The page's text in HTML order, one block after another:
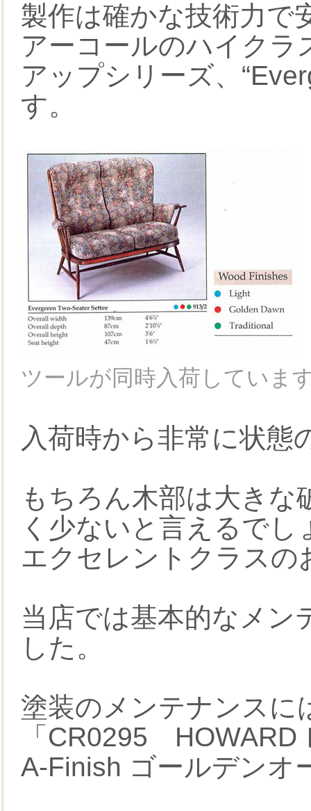
製作は確かな技術力で
アーコールのハイク
アップシリーズ、
す。
ツールが同時入荷していま
入荷時から非常に状態
もちろん木部は大きな
く少ないと言えるでし
エクセレントクラスの
当店では基本的なメン
した。
塗装のメンテナンスに
「CR0295 HOWARD
A-Finish ゴールデンオ